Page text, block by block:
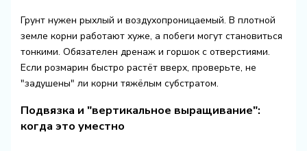
Грунт нужен рыхлый и воздухопроницаемый. В плотной
земле корни работают хуже, а побеги могут становиться
тонкими. Обязателен дренаж и горшок с отверстиями.
Если розмарин быстро растёт вверх, проверьте, не
"задушены" ли корни тяжёлым субстратом.
Подвязка и "вертикальное выращивание":
когда это уместно